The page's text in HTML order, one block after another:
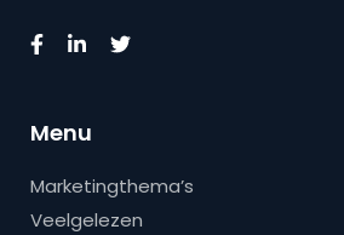
Menu
Marketingthema’s
Veelgelezen